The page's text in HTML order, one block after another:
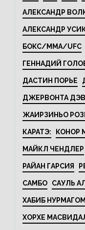
АЛЕКСАНДР
АЛЕКСАНДР
БОКС/MMA/UFC
ГЕННАДИЙ
ДАСТИН ПОРЬЕ
ДЖЕРВОНТА
ЖАИРЗИНЬО
КАРАТЭ: КОНОР
МАЙКЛ ЧЕНДЛЕР
РАЙАН ГАРСИЯ
САМБО САУЛЬ
ХАБИБ
ХОРХЕ